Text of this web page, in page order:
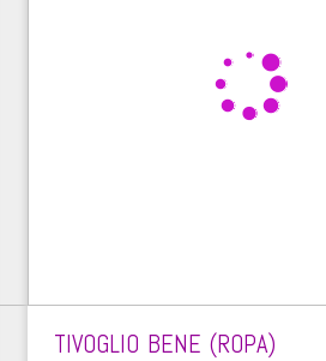
TIVOGLIO BENE (ROPA)